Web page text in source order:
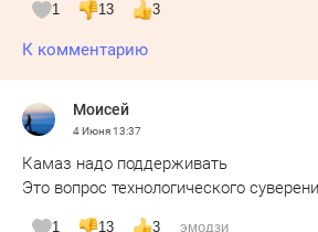
1 13 3
К комментарию
Moисeй
4 Июня13:37
Камаз надо поддерживать
Это вопрос технологического
1 13 3 эмодзи